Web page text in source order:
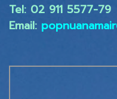
Tel: 02 ​911 5577-79
Email: